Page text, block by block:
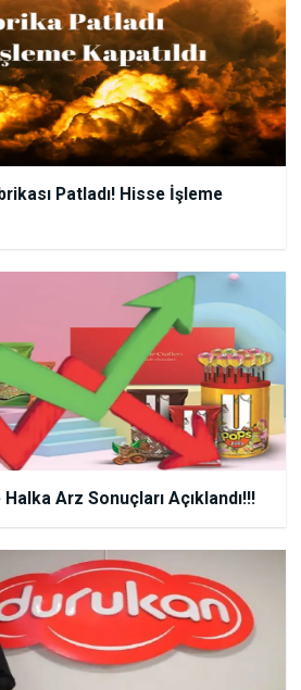
Patladı! Hisse İşleme
Arz Sonuçları Açıklandı!!!